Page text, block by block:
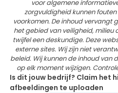
voor algemene
zorgvuldigheid kunnen
voorkomen. De inhoud vervangt
het gebied van veiligheid, milieu
twijfel een deskundige. Deze
externe sites. Wij zijn niet
beleid. Wij kunnen de inhoud van
op elk moment wijzigen.
Is dit jouw bedrijf? Claim het
afbeeldingen te uploaden